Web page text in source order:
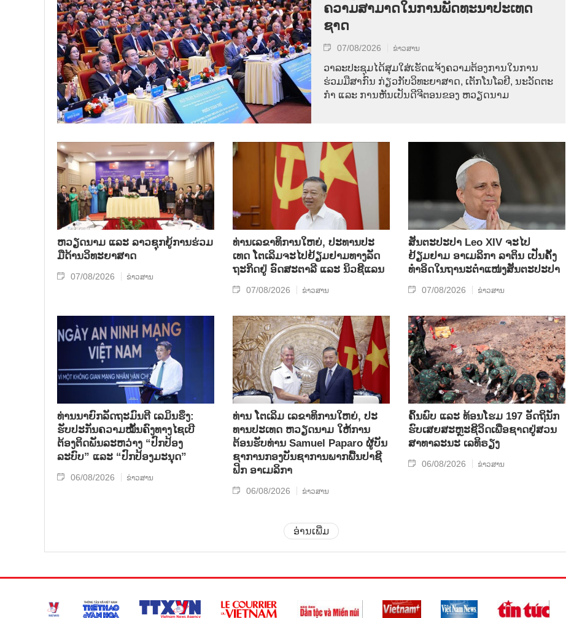
ຄວາມ​ສາ​ມາດ​ໃນ​ການ​ພັດ​ທະ​ນາ​ປະ​ເທດ​
ຊາດ
07/08/2026 ຂ່າວສານ
ວາ​ລະ​ປະ​ຊຸມ​ໄດ້​ສຸມ​ໃສ່​ເຮັດ​ແຈ້ງ​ຄວາມ​ຕ້ອງ​ການ​ໃນ​ການ​
ຮ່ວມ​ມື​ສາ​ກົນ ກ່ຽວ​ກັບ​ວິ​ທະ​ຍາ​ສາດ, ເຕັກ​ໂນ​ໂລ​ຢີ, ນະ​ວັດ​ຕະ​
ກຳ ແລະ ການ​ຫັນ​ເປັນ​ດີ​ຈີ​ຕອນ​ຂອງ ຫວຽດ​ນາມ
ຫວຽດ​ນາມ ແລະ ລາວ​ຊຸກ​ຍູ້​ການ​ຮ່ວມ​
ມື​ດ້ານວ​ິ​ທະ​ຍາ​ສາດ
07/08/2026 ຂ່າວສານ
ທ່ານ​ເລ​ຂາ​ທິ​ການ​ໃຫຍ່, ປ​ະ​ທານ​ປະ​
ເທດ ໂຕ​ເລິມ​ຈະ​ໄປ​ຢ້ຽມ​ຢາມ​ທາງ​ລັດ​
ຖະ​ກິດ​ຢູ່ ອົດ​ສະ​ຕາ​ລີ ແລະ ນິວ​ຊີ​ແລນ
07/08/2026 ຂ່າວສານ
ສັນຕະປະປາ Leo XIV ຈະໄປ
ຢ້ຽມຢາມ ອາເມລິກາ ລາຕິນ ເປັນຄັ້ງ
ທຳອິດໃນຖານະຕຳແໜ່ງສັນຕະປະປາ
07/08/2026 ຂ່າວສານ
ທ່ານນາຍົກລັດຖະມົນຕີ ເລມິນຮຶງ:
ຮັບປະກັນຄວາມໝັ້ນຄົງທາງໄຊເບີ
ຕ້ອງຕິດພັນລະຫວ່າງ “ປົກປ້ອງ
ລະບົບ” ແລະ “ປົກປ້ອງມະນຸດ”
06/08/2026 ຂ່າວສານ
ທ່ານ ໂຕ​ເລິມ ເລ​ຂາ​ທິ​ການ​ໃຫຍ່, ປະ​
ທານ​ປະ​ເທດ ​ຫວຽດ​ນາມ ໃຫ້​ການ​
ຕ້ອນ​ຮັບ​ທ່ານ Samuel Paparo ຜູ້​ບັນ​
ຊາ​ການກອງ​ບັນ​ຊາ​ການພາກ​ພື້ນ​ປາ​ຊີ​
ຟິກ ອາ​ເມ​ລິ​ກາ
06/08/2026 ຂ່າວສານ
ຄົ້ນ​ພົບ ແລະ ທ້ອນ​ໂຮມ 197 ອັດ​ຖິ​ນັກ​
ຮົບ​ເສຍ​ສະຫຼະ​ຊີ​ວິດ​ເພື່ອ​ຊາດ​ຢູ່​ສວນ​
ສາ​ທາ​ລະ​ນະ ເລ​ທິ​ຣຽງ
06/08/2026 ຂ່າວສານ
ອ່ານເພີ່ມ